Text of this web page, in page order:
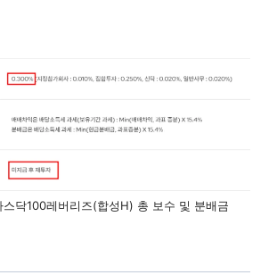
스닥100레버리즈(합성H) 총 보수 및 분배금